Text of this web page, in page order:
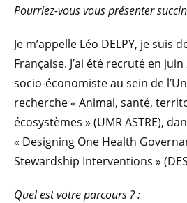
Pourriez-vous vous présenter
Je m’appelle Léo DELPY, je suis
Française. J’ai été recruté en
socio-économiste au sein de
recherche « Animal, santé,
écosystèmes » (UMR ASTRE),
« Designing One Health
Stewardship Interventions »
Quel est votre parcours ? :